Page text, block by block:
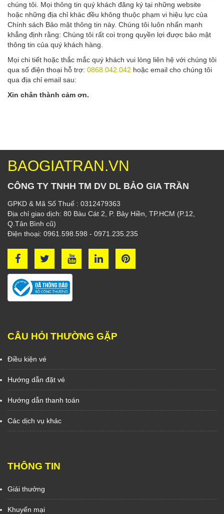
chúng tôi. Mọi thông tin quý khách đăng ký tại những website
hoặc những địa chỉ khác đều không thuộc phạm vi hiệu lực của
Chính sách Bảo mật thông tin này. Chúng tôi luôn nhấn mạnh
khẳng định rằng: Chúng tôi rất coi trọng quyền lợi được bảo mật
thông tin của quý khách hàng.
Mọi chi tiết hoặc thắc mắc quý khách vui lòng liên hệ với chúng tôi
qua số điện thoại hỗ trợ: 0868.042.042 hoặc email cho chúng tôi
qua địa chỉ email sau:
Xin chân thành cảm ơn.
BAOGIATRAN.VN
CÔNG TY TNHH TM DV DL BẢO GIA TRẦN
GPKD & Mã Số Thuế : 0312479363
Địa chỉ giao dịch: 80 Bàu Cát 2, P. Bảy Hiền, TP.HCM (P.12,
Q.Tân Bình cũ)
Điện thoại: 0961.598.598 - 0971.235.235
CÂU HỎI THƯỜNG GẶP
Điều kiện vé
Hướng dẫn đặt vé
Hướng dẫn thanh toán
Các dịch vụ khác
THÔNG TIN
Giải thưởng
Khuyến mại